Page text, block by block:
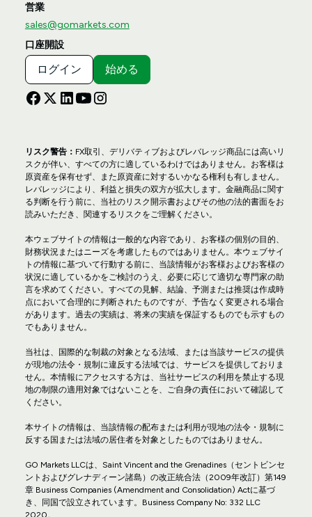
営業
sales@gomarkets.com
口座開設
ログイン 始める
リスク警告： FX取引、デリバティブおよびレバレッジ商品には高いリ
スクが伴い、すべての方に適しているわけではありません。お客様は
原資産を保有せず、また原資産に対するいかなる権利も有しません。
レバレッジにより、利益と損失の双方が拡大します。金融商品に関す
る判断を行う前に、当社のリスク開示書およびその他の法的書面をお
読みいただき、関連するリスクをご理解ください。
本ウェブサイトの情報は一般的な内容であり、お客様の個別の目的、
財務状況またはニーズを考慮したものではありません。本ウェブサイ
トの情報に基づいて行動する前に、当該情報がお客様およびお客様の
状況に適しているかをご検討のうえ、必要に応じて適切な専門家の助
言を求めてください。すべての見解、結論、予測または推奨は作成時
点において合理的に判断されたものですが、予告なく変更される場合
があります。過去の実績は、将来の実績を保証するものでも示すもの
でもありません。
当社は、国際的な制裁の対象となる法域、または当該サービスの提供
が現地の法令・規制に違反する法域では、サービスを提供しておりま
せん。本情報にアクセスする方は、当社サービスの利用を禁止する現
地の制限の適用対象ではないことを、ご自身の責任において確認して
ください。
本サイトの情報は、当該情報の配布または利用が現地の法令・規制に
反する国または法域の居住者を対象としたものではありません。
GO Markets LLCは、Saint Vincent and the Grenadines（セントビンセ
ントおよびグレナディーン諸島）の改正統合法（2009年改訂）第149
章 Business Companies (Amendment and Consolidation) Actに基づ
き、同国で設立されています。Business Company No: 332 LLC